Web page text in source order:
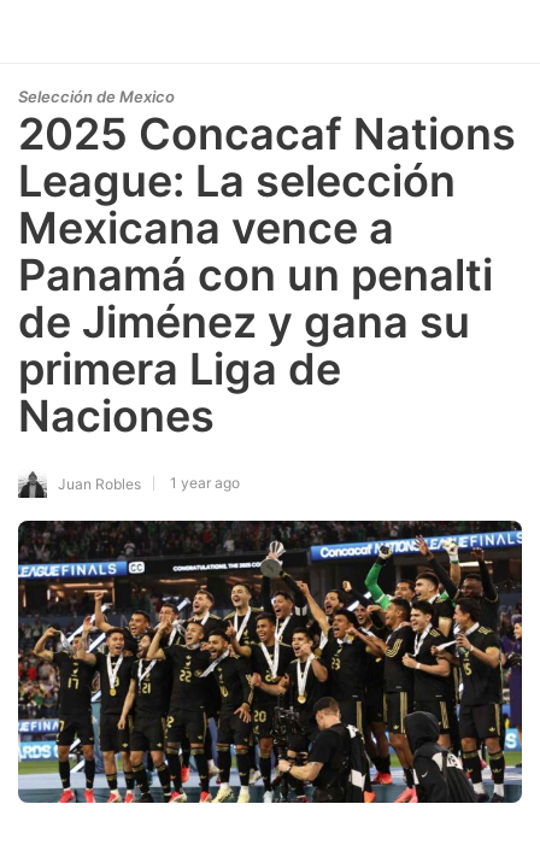
Selección de Mexico
2025 Concacaf Nations
League: La selección
Mexicana vence a
Panamá con un penalti
de Jiménez y gana su
primera Liga de
Naciones
Juan Robles 1 year ago